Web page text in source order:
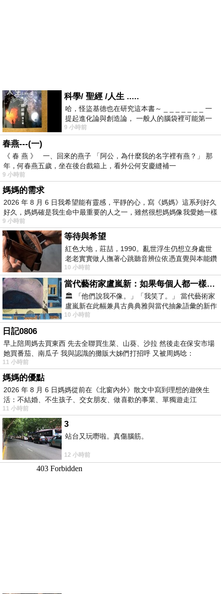
科學/ 聖經 /人生 .....
哈，怪盜基德也在研究這本書～ _ _ _ _ _ _ _ 一
提起進化論與創造論， 一般人的腦袋裡可能第一
時間就有「 進化論很科
9 小時前
春燕---(一)
《 春 燕 》 一、回來的燕子 「阿公，為什麼我的名字裡有燕？」 那
年，何春燕五歲，坐在後台戲箱上，看外公何安慶縫補一
9 小時前
媽媽的需求
2026 年 8 月 6 日我希望能有靈感，平靜的心，寫《媽媽》這系列好久
好久，媽媽確是我生命中最重要的人之一，雖然很想媽媽像我愛她一樣
9 小時前
等待與希望
紅色大地，莊喆，1990。亂世浮生仍想立身處世
老老實實做人撫著心跳聽音辨位依憑直覺與本能鑽
向裂隙的亮處探索另一個心聲另一個共鳴的
10 小時前
當代藝術家盧嵐新：如果每個人都一樣，這世界該有多無聊？
🏛️ 「他們說我不像。」「我笑了。」 當代藝術家
盧嵐新在此幅兼具古典典雅與當代抽象語彙的新作
中，以沈靜的藍色空間為背景，描繪了
10 小時前
日記0806
早上陪周媽去買東西 先去全聯買生菜、山葵、沙拉 然後走在保安市場
她買番茄、南瓜子 我與認識的攤販大姊們打招呼 又被周媽唸：
11 小時前
媽媽的優點
2026 年 8 月 6 日媽媽從前在《北窗內外》散文中寫到理想的遊俠生
活：不結婚、不生孩子、交女朋友、做喜歡的事業、單獨遊走江
湖⋯⋯，
11 小時前
3
站台又玩嘢啦。真傷腦筋。
12 小時前